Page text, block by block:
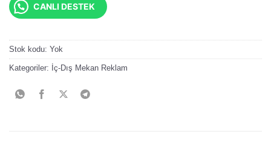
CANLI DESTEK
Stok kodu: Yok
Kategoriler: İç-Dış Mekan Reklam